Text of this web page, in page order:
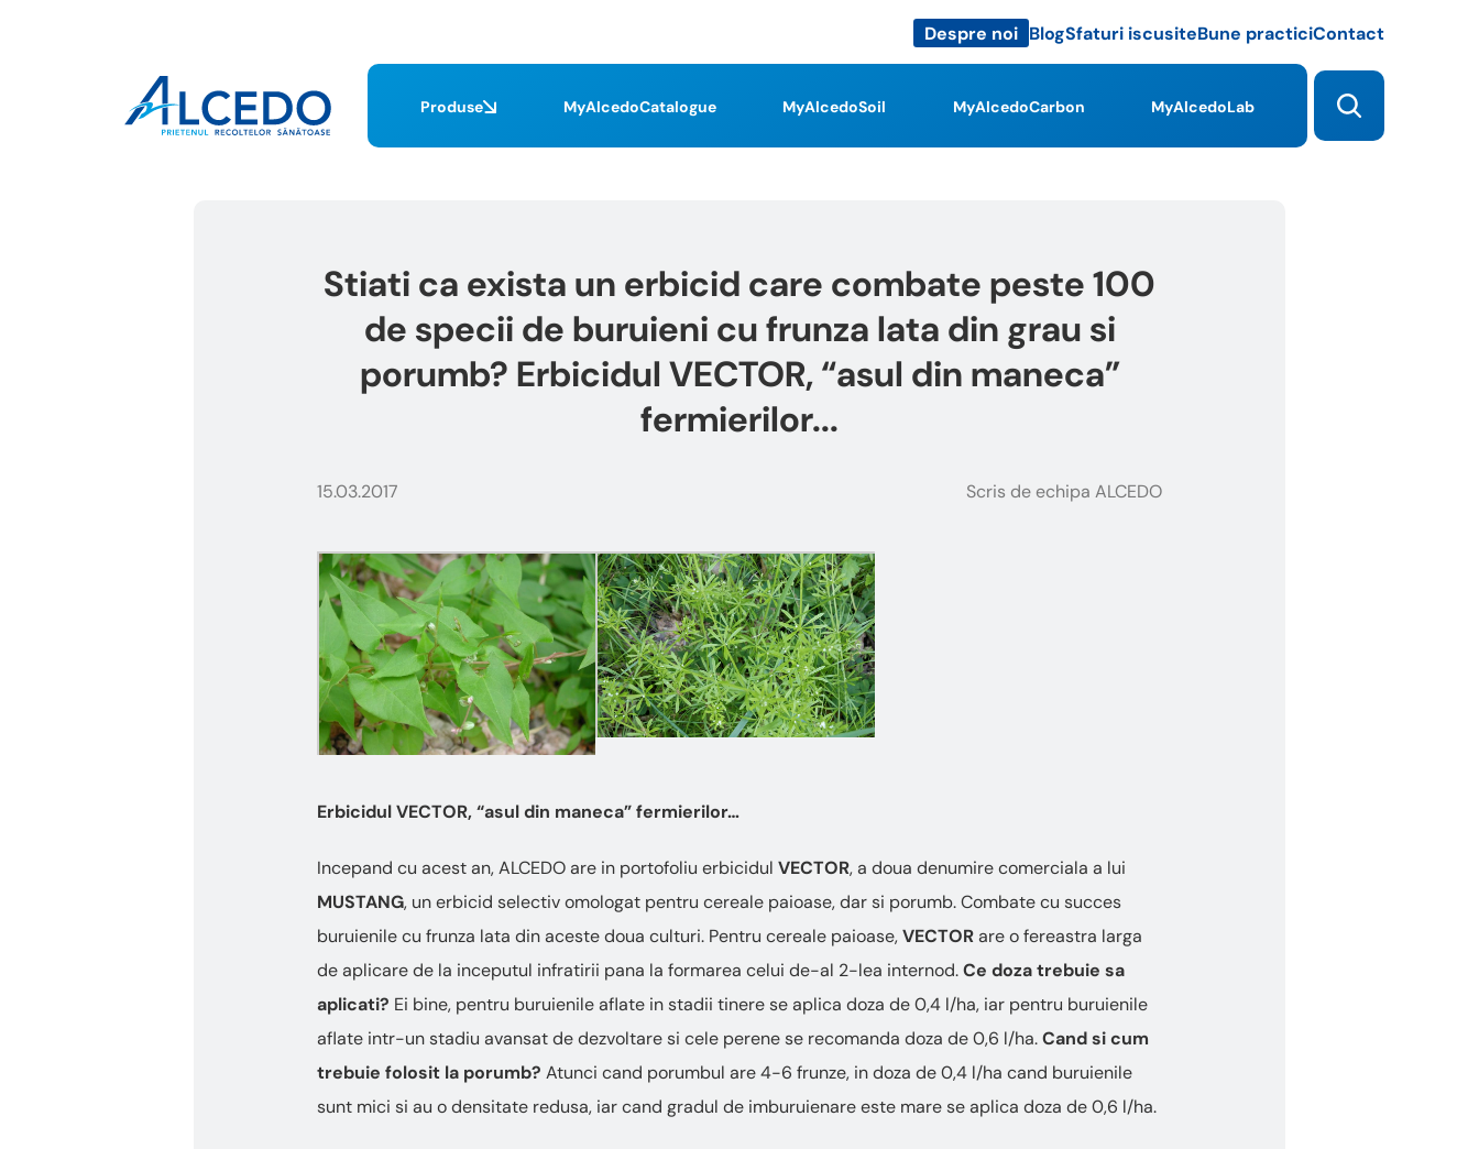
Produse MyAlcedoCatalogue MyAlcedoSoil MyAlcedoCarbon MyAlcedoLab
Despre noi BlogSfaturi iscusiteBune practiciContact
Stiati ca exista un erbicid care combate peste 100
de specii de buruieni cu frunza lata din grau si
porumb? Erbicidul VECTOR, “asul din maneca”
fermierilor...
15.03.2017 Scris de echipa ALCEDO
Erbicidul VECTOR, “asul din maneca” fermierilor…
Incepand cu acest an, ALCEDO are in portofoliu erbicidul VECTOR, a doua denumire comerciala a lui
MUSTANG, un erbicid selectiv omologat pentru cereale paioase, dar si porumb. Combate cu succes
buruienile cu frunza lata din aceste doua culturi. Pentru cereale paioase,VECTORare o fereastra larga
de aplicare de la inceputul infratirii pana la formarea celui de-al 2-lea internod.Ce doza trebuie sa
aplicati? Ei bine, pentru buruienile aflate in stadii tinere se aplica doza de 0,4 l/ha, iar pentru buruienile
aflate intr-un stadiu avansat de dezvoltare si cele perene se recomanda doza de 0,6 l/ha.Cand si cum
trebuie folosit la porumb? Atunci cand porumbul are 4-6 frunze, in doza de 0,4 l/ha cand buruienile
sunt mici si au o densitate redusa, iar cand gradul de imburuienare este mare se aplica doza de 0,6 l/ha.